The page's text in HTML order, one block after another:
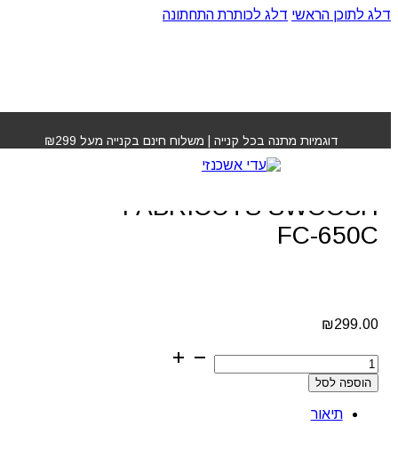
דלג לתוכן הראשי דלג לכותרת התחתונה
דוגמיות מתנה בכל קנייה | משלוח חינם בקנייה מעל ₪299
SWOOSH FC-650C
מכונת תספורת מקצועית
FABRICUTS SWOOSH
FC-650C
₪299.00
כמות
של
מכונת
מקצועית
הוספה לסל
תיאור